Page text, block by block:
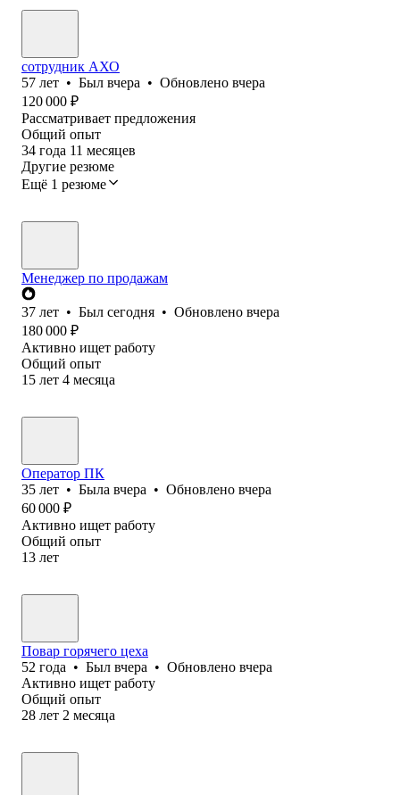
сотрудник АХО
57 лет • Был вчера • Обновлено вчера
120 000 ₽
Рассматривает предложения
Общий опыт
34 года 11 месяцев
Другие резюме
Ещё 1 резюме
Менеджер по продажам
37 лет • Был сегодня • Обновлено вчера
180 000 ₽
Активно ищет работу
Общий опыт
15 лет 4 месяца
Оператор ПК
35 лет • Была вчера • Обновлено вчера
60 000 ₽
Активно ищет работу
Общий опыт
13 лет
Повар горячего цеха
52 года • Был вчера • Обновлено вчера
Активно ищет работу
Общий опыт
28 лет 2 месяца